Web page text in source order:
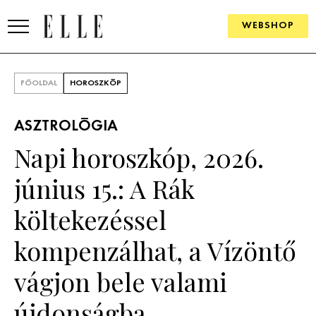
WEBSHOP
SZÉPSÉG
KULTÚRA
PSZICHÉ
ÉLETMÓD
PÁRKAPCSOLAT
FŐOLDAL HOROSZKÓP
ASZTROLÓGIA
Napi horoszkóp, 2026.
június 15.: A Rák
költekezéssel
kompenzálhat, a Vízöntő
vágjon bele valami